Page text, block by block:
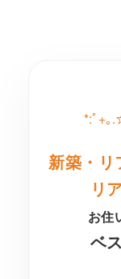
*:ﾟ+｡
新築・リ
リ
お住
ベ